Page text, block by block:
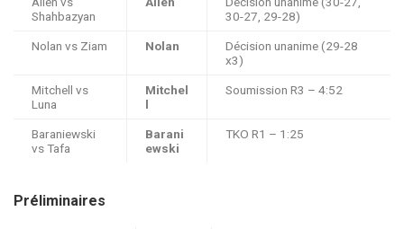
Shahbazyan
30-27, 29-28)
Nolan vs Ziam Nolan
Décision unanime (29-28
x3)
Mitchell vs
Luna
Mitchel
l
Soumission R3 – 4:52
Baraniewski
vs Tafa
Barani
ewski
TKO R1 – 1:25
Préliminaires